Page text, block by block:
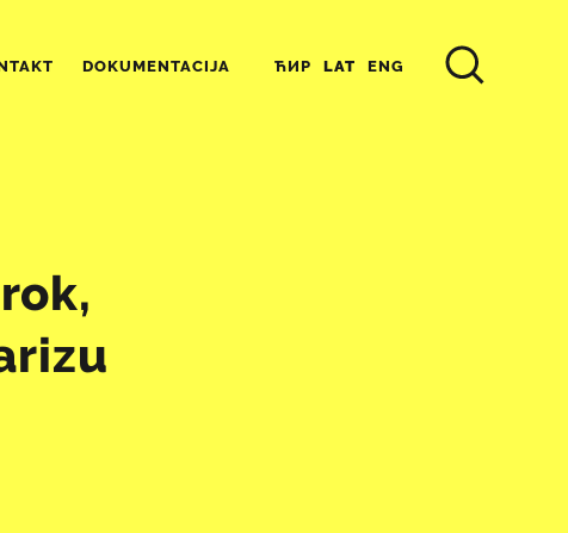
DOKUMENTACIJA ЋИР LAT ENG